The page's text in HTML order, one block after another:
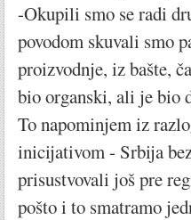
-Okupili smo se radi
povodom skuvali smo
proizvodnje, iz bašte,
bio organski, ali je bio
To napominjem iz
inicijativom - Srbija
prisustvovali još pre
pošto i to smatramo